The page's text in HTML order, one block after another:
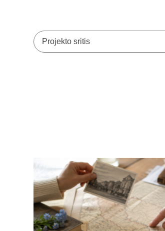
Projekto sritis